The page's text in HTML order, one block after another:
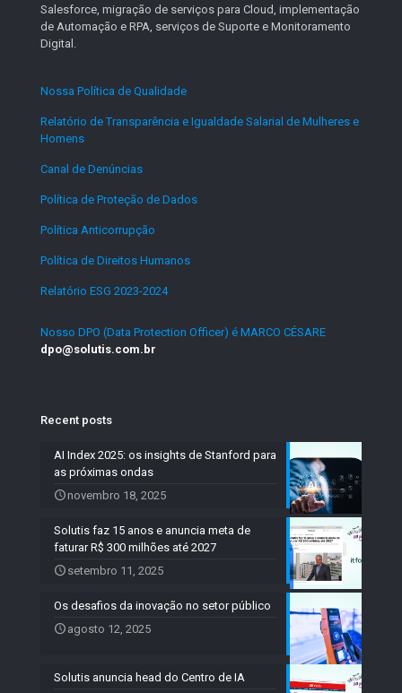
Salesforce, migração de serviços para Cloud, implementação
de Automação e RPA, serviços de Suporte e Monitoramento
Digital.
Nossa Política de Qualidade
Relatório de Transparência e Igualdade Salarial de Mulheres e
Homens
Canal de Denúncias
Política de Proteção de Dados
Política Anticorrupção
Política de Direitos Humanos
Relatório ESG 2023-2024.
Nosso DPO (Data Protection Officer) é MARCO CÉSARE
dpo@solutis.com.br
Recent posts
AI Index 2025: os insights de Stanford para
as próximas ondas
novembro 18, 2025
Solutis faz 15 anos e anuncia meta de
faturar R$ 300 milhões até 2027
setembro 11, 2025
Os desafios da inovação no setor público
agosto 12, 2025
Solutis anuncia head do Centro de IA